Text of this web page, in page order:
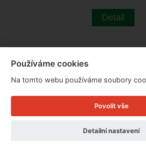
Detail
Používáme cookies
Na tomto webu používáme soubory
Povolit vše
Detailní nastavení